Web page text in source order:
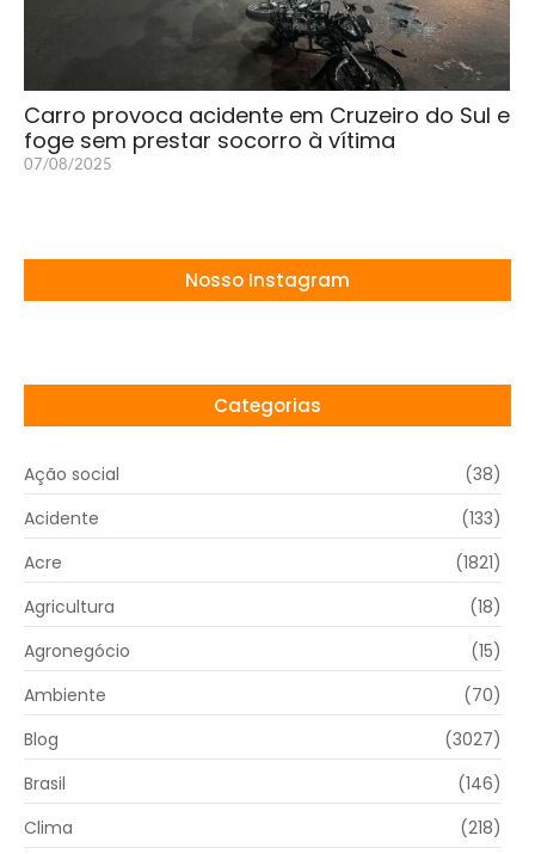
Carro provoca acidente em Cruzeiro do Sul e
foge sem prestar socorro à vítima
07/08/2025
Nosso Instagram
Categorias
Ação social
(38)
Acidente
(133)
Acre
(1821)
Agricultura
(18)
Agronegócio
(15)
Ambiente
(70)
Blog
(3027)
Brasil
(146)
Clima
(218)